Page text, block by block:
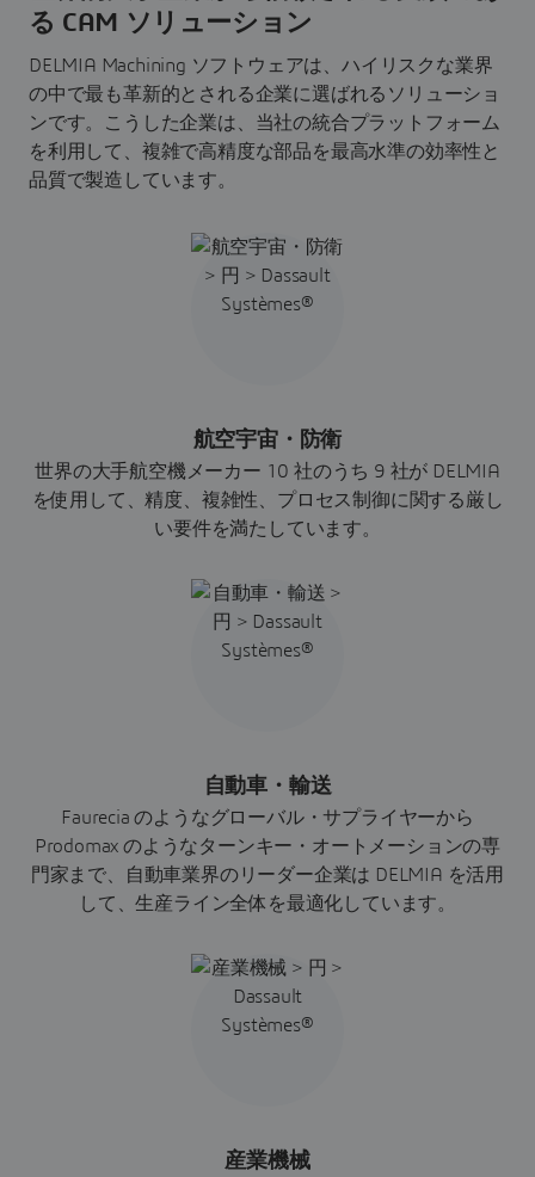
る CAM ソリューション
DELMIA Machining ソフトウェアは、ハイリスクな業界
の中で最も革新的とされる企業に選ばれるソリューショ
ンです。こうした企業は、当社の統合プラットフォーム
を利用して、複雑で高精度な部品を最高水準の効率性と
品質で製造しています。
航空宇宙・防衛
世界の大手航空機メーカー 10 社のうち 9 社が DELMIA
を使用して、精度、複雑性、プロセス制御に関する厳し
い要件を満たしています。
自動車・輸送
Faurecia のようなグローバル・サプライヤーから
Prodomax のようなターンキー・オートメーションの専
門家まで、自動車業界のリーダー企業は DELMIA を活用
して、生産ライン全体を最適化しています。
産業機械